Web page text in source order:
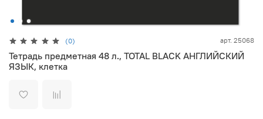
(0) арт. 25068
Тетрадь предметная 48 л., TOTAL BLACK АНГЛИЙСКИЙ
ЯЗЫК, клетка